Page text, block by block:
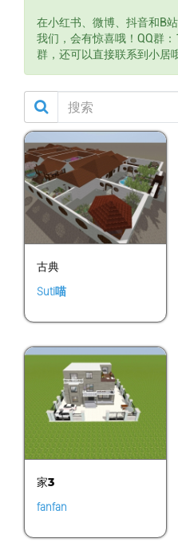
在小红书、微博、抖音和B
我们，会有惊喜哦！QQ群
群，还可以直接联系到小居
古典
Suti喵
家3
fanfan